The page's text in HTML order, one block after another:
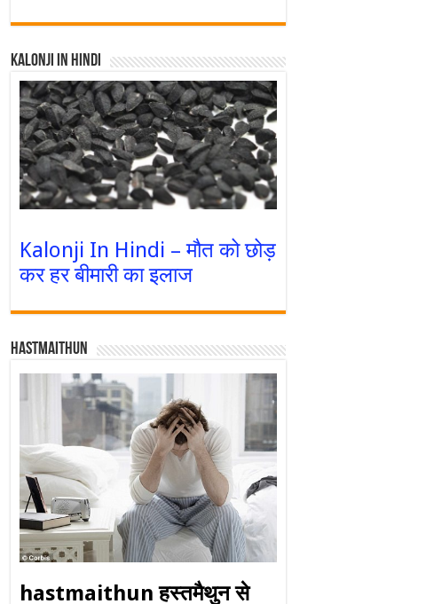
Kalonji In Hindi
Kalonji In Hindi – मौत को छोड़
कर हर बीमारी का इलाज
Hastmaithun
hastmaithun हस्तमैथुन से